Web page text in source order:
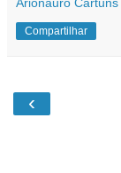
Compartilhar
‹